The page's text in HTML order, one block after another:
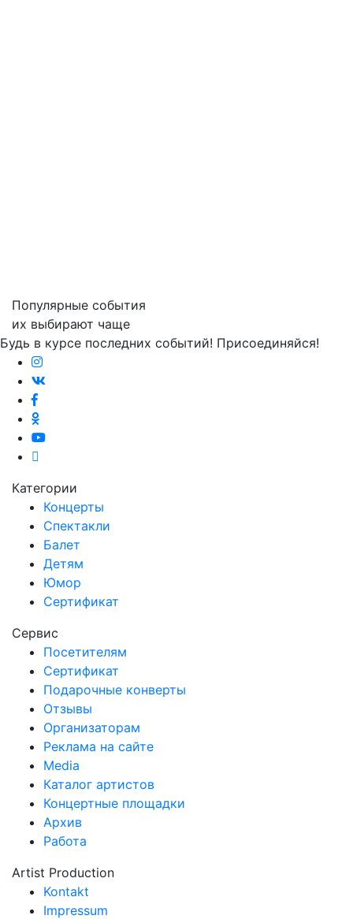
Популярные события
их выбирают чаще
Будь в курсе последних событий! Присоединяйся!
Категории
Концерты
Спектакли
Балет
Детям
Юмор
Сертификат
Сервис
Посетителям
Сертификат
Подарочные конверты
Отзывы
Организаторам
Реклама на сайте
Media
Каталог артистов
Концертные площадки
Архив
Работа
Artist Production
Kontakt
Impressum